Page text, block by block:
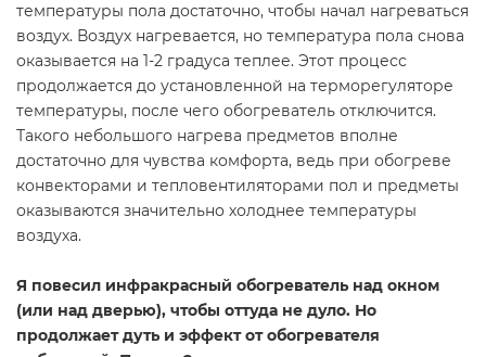
температуры пола достаточно, чтобы начал нагреваться
воздух. Воздух нагревается, но температура пола снова
оказывается на 1-2 градуса теплее. Этот процесс
продолжается до установленной на терморегуляторе
температуры, после чего обогреватель отключится.
Такого небольшого нагрева предметов вполне
достаточно для чувства комфорта, ведь при обогреве
конвекторами и тепловентиляторами пол и предметы
оказываются значительно холоднее температуры
воздуха.
Я повесил инфракрасный обогреватель над окном
(или над дверью), чтобы оттуда не дуло. Но
продолжает дуть и эффект от обогревателя